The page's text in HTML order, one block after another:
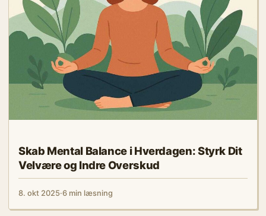
Skab Mental Balance i Hverdagen: Styrk Dit
Velvære og Indre Overskud
8. okt 2025·6 min læsning